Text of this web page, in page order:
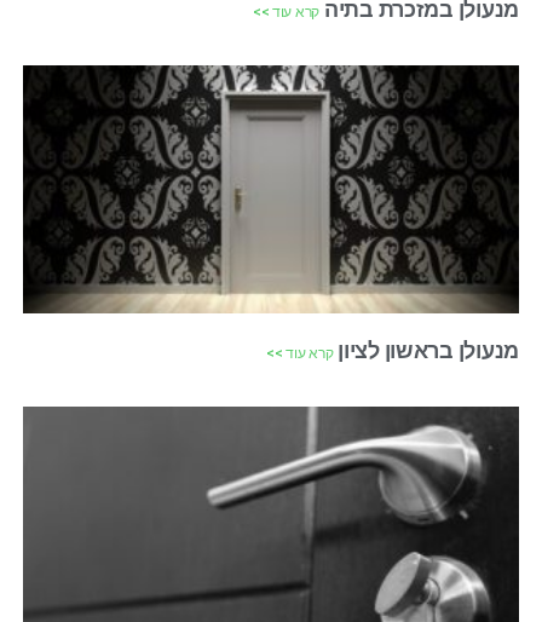
מנעולן במזכרת בתיה קרא עוד >>
מנעולן בראשון לציוןקרא עוד >>